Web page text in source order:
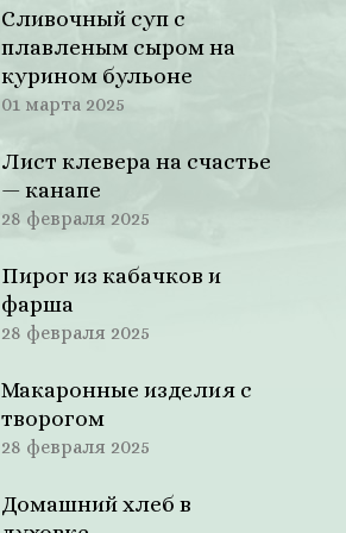
Сливочный суп с
плавленым сыром на
курином бульоне
01 марта 2025
Лист клевера на счастье
— канапе
28 февраля 2025
Пирог из кабачков и
фарша
28 февраля 2025
Макаронные изделия с
творогом
28 февраля 2025
Домашний хлеб в